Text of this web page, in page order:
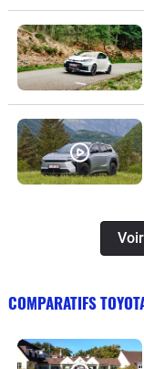
COMPARATIFS